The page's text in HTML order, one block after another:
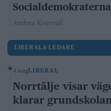
Andrea Kronvall
LIBERALA LEDARE
4 augLIBERAL
Norrtälje visar
klarar grundskolan